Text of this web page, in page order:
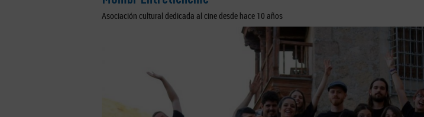
Asociación cultural dedicada al cine desde hace 10 años